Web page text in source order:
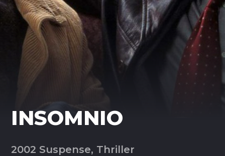
INSOMNIO
2002 Suspense, Thriller